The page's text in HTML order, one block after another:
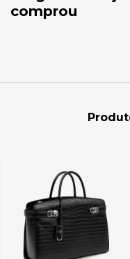
comprou